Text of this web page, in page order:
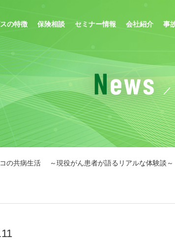
の特徴 保険相談 セミナー情報 会社紹介 事
の共病生活 ～現役がん患者が語るリアルな体験談～